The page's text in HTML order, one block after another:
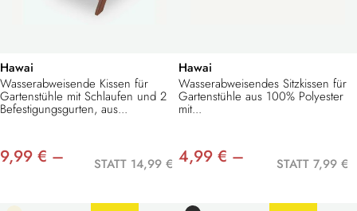
Hawai
Wasserabweisende Kissen für
Gartenstühle mit Schlaufen und 2
Befestigungsgurten, aus...
9,99 € – STATT 14,99 €
Hawai
Wasserabweisendes Sitzkissen für
Gartenstühle aus 100% Polyester
mit...
4,99 € – STATT 7,99 €